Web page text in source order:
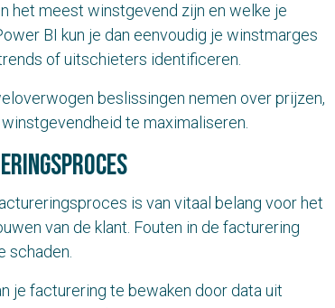
het meest winstgevend zijn en welke je
BI kun je dan eenvoudig je winstmarges
of uitschieters identificeren.
beslissingen nemen over prijzen,
te maximaliseren.
is van vitaal belang voor het
van de klant. Fouten in de facturering
schaden.
je facturering te bewaken door data uit